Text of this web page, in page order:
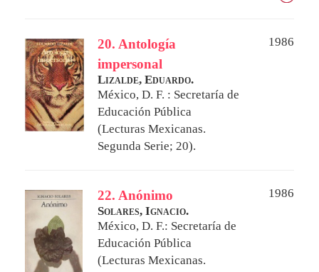
20. Antología
impersonal
1986
Lizalde, Eduardo.
México, D. F. : Secretaría de
Educación Pública
(Lecturas Mexicanas.
Segunda Serie; 20).
22. Anónimo
1986
Solares, Ignacio.
México, D. F.: Secretaría de
Educación Pública
(Lecturas Mexicanas.